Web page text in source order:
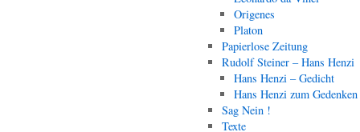
Origenes
Platon
Papierlose Zeitung
Rudolf Steiner – Hans Henzi
Hans Henzi – Gedicht
Hans Henzi zum Gedenken
Sag Nein !
Texte